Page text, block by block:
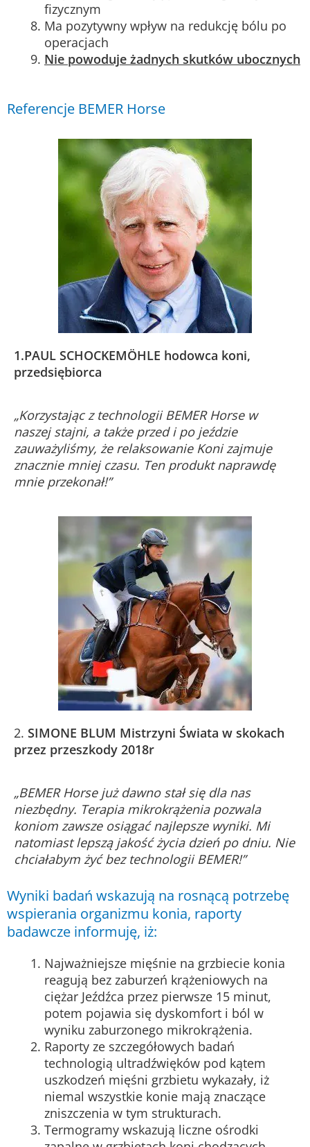
fizycznym
Ma pozytywny wpływ na redukcję bólu po
operacjach
Nie powoduje żadnych skutków ubocznych
Referencje BEMER Horse
1.PAUL SCHOCKEMÖHLE hodowca koni,
przedsiębiorca
„Korzystając z technologii BEMER Horse w
naszej stajni, a także przed i po jeździe
zauważyliśmy, że relaksowanie Koni zajmuje
znacznie mniej czasu. Ten produkt naprawdę
mnie przekonał!”
2. SIMONE BLUM Mistrzyni Świata w skokach
przez przeszkody 2018r
„BEMER Horse już dawno stał się dla nas
niezbędny. Terapia mikrokrążenia pozwala
koniom zawsze osiągać najlepsze wyniki. Mi
natomiast lepszą jakość życia dzień po dniu. Nie
chciałabym żyć bez technologii BEMER!”
Wyniki badań wskazują na rosnącą potrzebę
wspierania organizmu konia, raporty
badawcze informuję, iż:
Najważniejsze mięśnie na grzbiecie konia
reagują bez zaburzeń krążeniowych na
ciężar Jeźdźca przez pierwsze 15 minut,
potem pojawia się dyskomfort i ból w
wyniku zaburzonego mikrokrążenia.
Raporty ze szczegółowych badań
technologią ultradźwięków pod kątem
uszkodzeń mięśni grzbietu wykazały, iż
niemal wszystkie konie mają znaczące
zniszczenia w tym strukturach.
Termogramy wskazują liczne ośrodki